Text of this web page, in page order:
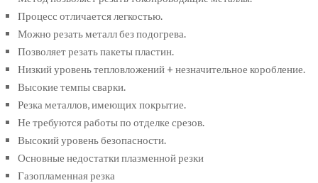
Процесс отличается легкостью.
Можно резать металл без подогрева.
Позволяет резать пакеты пластин.
Низкий уровень тепловложений + незначительное коробление.
Высокие темпы сварки.
Резка металлов, имеющих покрытие.
Не требуются работы по отделке срезов.
Высокий уровень безопасности.
Основные недостатки плазменной резки
Газопламенная резка